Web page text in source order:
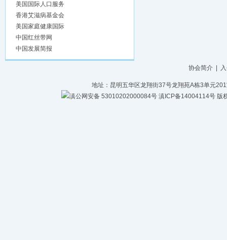
美国国际人口服务
香港艾滋病基金会
美国家庭健康国际
中国红丝带网
中国发展简报
协会简介|
地址：昆明五华区龙翔街37号龙翔苑A栋3单元
滇公网安备 53010202000084号 滇ICP备14004114号版